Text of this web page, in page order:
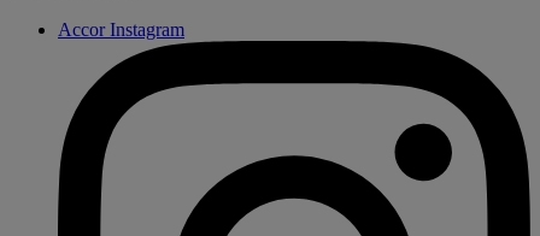
Accor Instagram